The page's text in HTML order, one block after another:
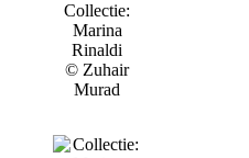
Collectie:
Marina
Rinaldi
© Zuhair
Murad